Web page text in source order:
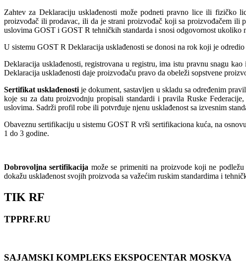
Zahtev za Deklaraciju usklađenosti može podneti pravno lice ili fizičko
proizvođač ili prodavac, ili da je strani proizvođač koji sa proizvođačem ili
uslovima GOST i GOST R tehničkih standarda i snosi odgovornost
U sistemu GOST R Deklaracija usklađenosti se donosi na rok koji je
Deklaracija usklađenosti, registrovana u registru, ima istu pravnu snagu
Deklaracija usklađenosti daje proizvođaču pravo da obeleži sopstvene
Sertifikat usklađenosti je dokument, sastavljen u skladu sa određenim
koje su za datu proizvodnju propisali standardi i pravila Ruske
uslovima. Sadrži profil robe ili potvrđuje njenu usklađenost sa izvesnim
Obaveznu sertifikaciju u sistemu GOST R vrši sertifikaciona kuća, na
1 do 3 godine.
Dobrovoljna sertifikacija može se primeniti na proizvode koji ne
dokažu usklađenost svojih proizvoda sa važećim ruskim standardima i
TIK RF
TPPRF.RU
SAJAMSKI KOMPLEKS EKSPOCENTAR MOSKVA